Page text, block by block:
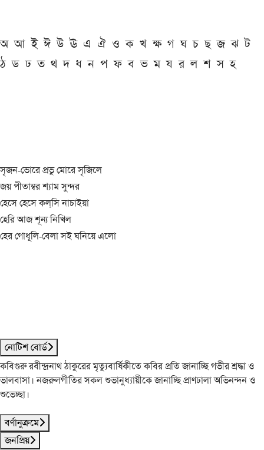
অ আ ই ঈ উ ঊ এ ঐ ও ক খ ক্ষ গ ঘ চ ছ জ ঝ ট
ঠ ড ঢ ত থ দ ধ ন প ফ ব ভ ম য র ল শ স হ
সৃজন-ভোরে প্রভু মোরে সৃজিলে
জয় পীতাম্বর শ্যাম সুন্দর
হেসে হেসে কল্‌সি নাচাইয়া
হেরি আজ শূন্য নিখিল
হের গোধূলি-বেলা সই ঘনিয়ে এলো
নোটিশ বোর্ড
কবিগুরু রবীন্দ্রনাথ ঠাকুরের মৃত্যুবার্ষিকীতে কবির প্রতি জানাচ্ছি গভীর শ্রদ্ধা ও
ভালবাসা। নজরুলগীতির সকল শুভানুধ্যায়ীকে জানাচ্ছি প্রাণঢালা অভিনন্দন ও
শুভেচ্ছা।
বর্ণানুক্রমে
জনপ্রিয়